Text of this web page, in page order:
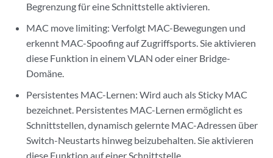
Begrenzung für eine Schnittstelle aktivieren.
MAC move limiting: Verfolgt MAC-Bewegungen und
erkennt MAC-Spoofing auf Zugriffsports. Sie aktivieren
diese Funktion in einem VLAN oder einer Bridge-
Domäne.
Persistentes MAC-Lernen: Wird auch als Sticky MAC
bezeichnet. Persistentes MAC-Lernen ermöglicht es
Schnittstellen, dynamisch gelernte MAC-Adressen über
Switch-Neustarts hinweg beizubehalten. Sie aktivieren
diese Funktion auf einer Schnittstelle.